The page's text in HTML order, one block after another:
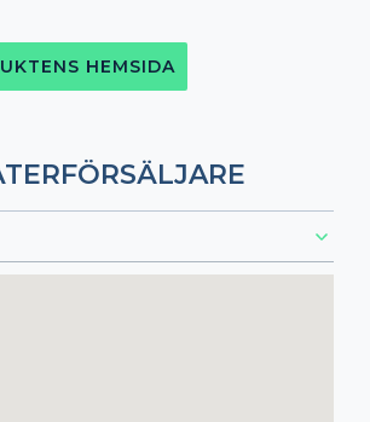
HEMSIDA